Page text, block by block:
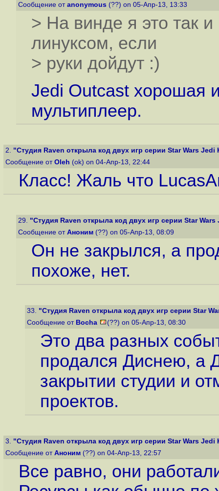
Сообщение от anonymous (??) on 05-Апр-13, 13:33
> На винде я это так
линуксом, если
> руки дойдут :)
Jedi Outcast хорошая
мультиплеер.
2. "Студия Raven открыла код двух игр серии Star Wars Jedi
Сообщение от Oleh (ok) on 04-Апр-13, 22:44
Класс! Жаль что
29. "Студия Raven открыла код двух игр серии Star
Сообщение от Аноним (??) on 05-Апр-13, 08:09
Он не закрылся, а
похоже, нет.
33. "Студия Raven открыла код двух игр серии Star
Сообщение от Bocha (??) on 05-Апр-13, 08:30
Это два разных
продался Диснею, а
закрытии студии и
проектов.
3. "Студия Raven открыла код двух игр серии Star Wars Jedi
Сообщение от Аноним (??) on 04-Апр-13, 22:57
Все равно, они